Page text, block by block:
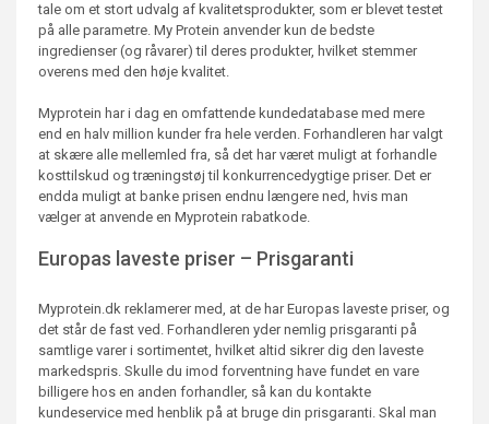
tale om et stort udvalg af kvalitetsprodukter, som er blevet testet
på alle parametre. My Protein anvender kun de bedste
ingredienser (og råvarer) til deres produkter, hvilket stemmer
overens med den høje kvalitet.
Myprotein har i dag en omfattende kundedatabase med mere
end en halv million kunder fra hele verden. Forhandleren har valgt
at skære alle mellemled fra, så det har været muligt at forhandle
kosttilskud og træningstøj til konkurrencedygtige priser. Det er
endda muligt at banke prisen endnu længere ned, hvis man
vælger at anvende en Myprotein rabatkode.
Europas laveste priser – Prisgaranti
Myprotein.dk reklamerer med, at de har Europas laveste priser, og
det står de fast ved. Forhandleren yder nemlig prisgaranti på
samtlige varer i sortimentet, hvilket altid sikrer dig den laveste
markedspris. Skulle du imod forventning have fundet en vare
billigere hos en anden forhandler, så kan du kontakte
kundeservice med henblik på at bruge din prisgaranti. Skal man